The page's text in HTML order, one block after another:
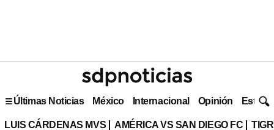
Últimas Noticias México Internacional Opinión Estilo
LUIS CÁRDENAS MVS AMÉRICA VS SAN DIEGO FC